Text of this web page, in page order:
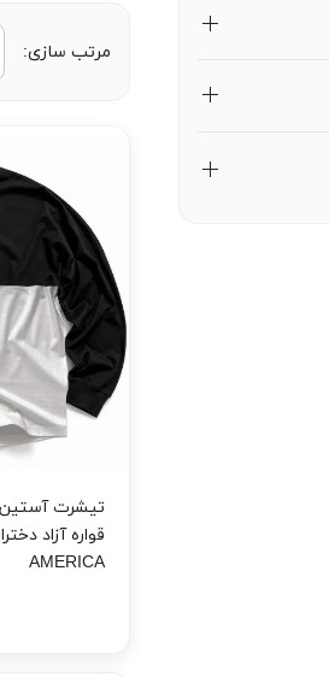
مرتب سازی:
تیشرت آستین
AMERICA